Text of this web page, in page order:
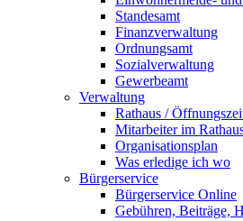
Standesamt
Finanzverwaltung
Ordnungsamt
Sozialverwaltung
Gewerbeamt
Verwaltung
Rathaus /
Mitarbeiter im
Organisationsplan
Was erledige ich wo
Bürgerservice
Bürgerservice Online
Gebühren, Beiträge,